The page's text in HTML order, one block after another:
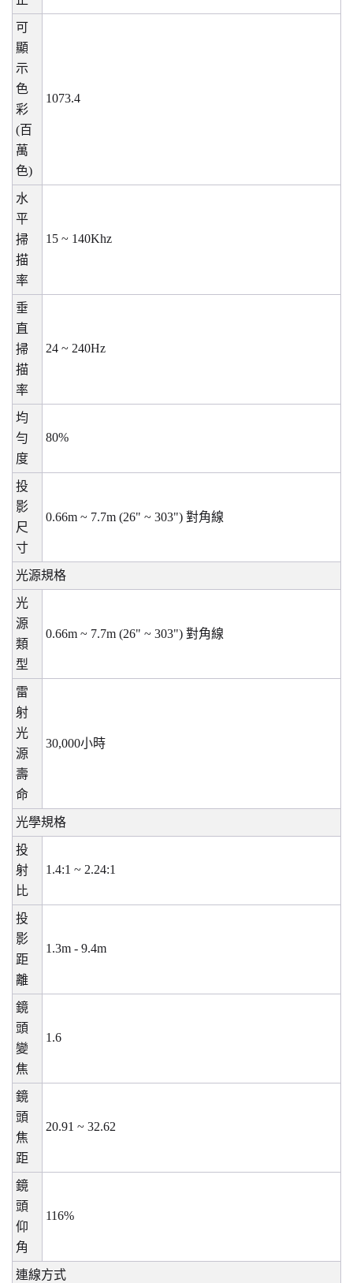
可
顯
示
色
彩
(百
萬
色)
1073.4
水
平
掃
描
率
15 ~ 140Khz
垂
直
掃
描
率
24 ~ 240Hz
均
勻
度
80%
投
影
尺
寸
0.66m ~ 7.7m (26" ~ 303") 對角線
光源規格
光
源
類
型
0.66m ~ 7.7m (26" ~ 303") 對角線
雷
射
光
源
壽
命
30,000小時
光學規格
投
射
比
1.4:1 ~ 2.24:1
投
影
距
離
1.3m - 9.4m
鏡
頭
變
焦
1.6
鏡
頭
焦
距
20.91 ~ 32.62
鏡
頭
仰
角
116%
連線方式